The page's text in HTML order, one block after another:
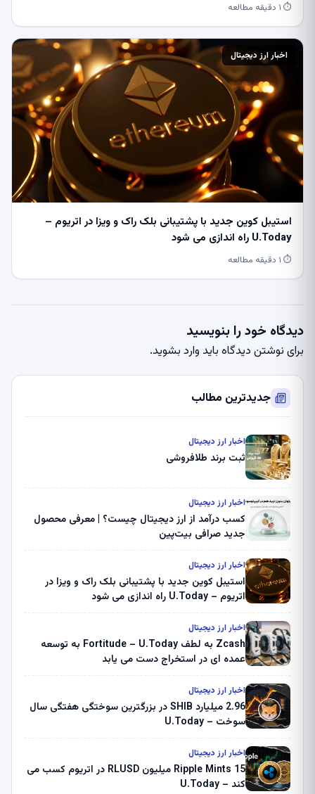
⏱ ۱ دقیقه مطالعه
اخبار ارز دیجیتال
استیبل کوین جدید با پشتیبانی بلک راک و ویزا در اتریوم –
U.Today راه اندازی می شود
⏱ ۱ دقیقه مطالعه
دیدگاه خود را بنویسید
برای نوشتن دیدگاه باید وارد بشوید.
جدیدترین مطالب
اخبار ارز دیجیتال
ثبت برند طلافروشی
اخبار ارز دیجیتال
کسب درآمد از ارز دیجیتال چیست؟ | معرفی محصول
جدید صرافی بیت‌پین
اخبار ارز دیجیتال
استیبل کوین جدید با پشتیبانی بلک راک و ویزا در
اتریوم – U.Today راه اندازی می شود
اخبار ارز دیجیتال
Zcash به لطف Fortitude – U.Today به توسعه
عمده ای در استخراج دست می یابد
اخبار ارز دیجیتال
2.96 میلیارد SHIB در بزرگترین سوختگی هفتگی سال
سوخت – U.Today
اخبار ارز دیجیتال
Ripple Mints 15 میلیون RLUSD در اتریوم کسب می
کند – U.Today